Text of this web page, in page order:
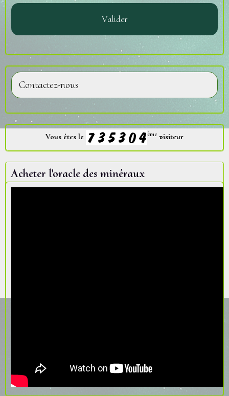
Valider
Contactez-nous
Vous êtes le ème visiteur
Acheter l'oracle des minéraux